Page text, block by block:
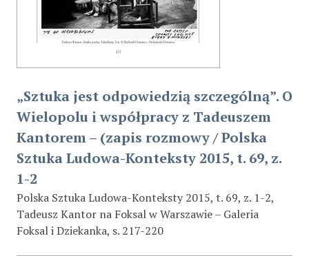
„Sztuka jest odpowiedzią szczególną”. O
Wielopolu i współpracy z Tadeuszem
Kantorem – (zapis rozmowy / Polska
Sztuka Ludowa-Konteksty 2015, t. 69, z.
1-2
Polska Sztuka Ludowa-Konteksty 2015, t. 69, z. 1-2,
Tadeusz Kantor na Foksal w Warszawie – Galeria
Foksal i Dziekanka, s. 217-220